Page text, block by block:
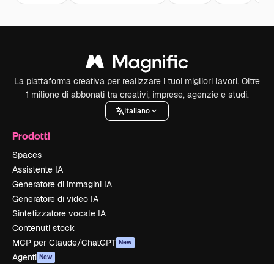
La piattaforma creativa per realizzare i tuoi migliori lavori. Oltre
1 milione di abbonati tra creativi, imprese, agenzie e studi.
Italiano
Prodotti
Spaces
Assistente IA
Generatore di immagini IA
Generatore di video IA
Sintetizzatore vocale IA
Contenuti stock
MCP per Claude/ChatGPT New
Agenti New